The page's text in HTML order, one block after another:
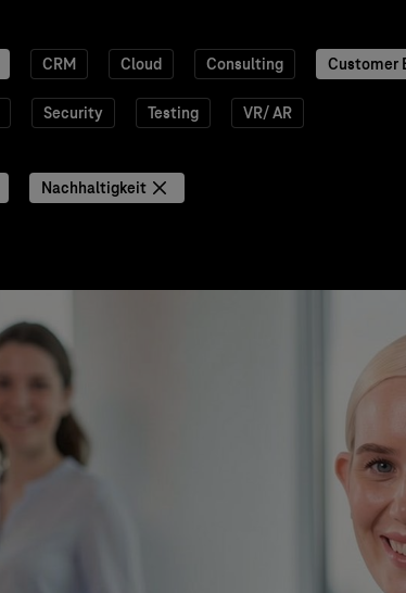
CRM Cloud Consulting Customer
Security Testing VR/ AR
Nachhaltigkeit